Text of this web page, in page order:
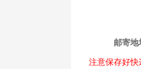
邮寄地
注意保存好快